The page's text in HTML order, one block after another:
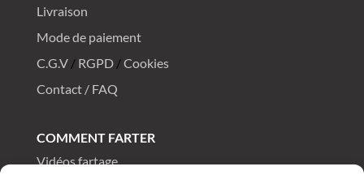
Livraison
Mode de paiement
C.G.V/ RGPD/Cookies
Contact / FAQ
COMMENT FARTER
Vidéos fartage